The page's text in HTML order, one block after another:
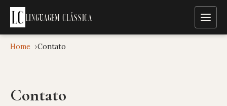
LINGUAGEM CLÁSSICA Menu
Home Contato
Contato